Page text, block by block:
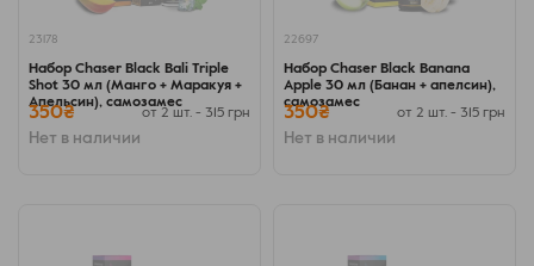
23178
Набор Chaser Black Bali Triple
Shot 30 мл (Манго + Маракуя +
Апельсин), самозамес
350₴ от 2 шт. - 315 грн
Нет в наличии
22697
Набор Chaser Black Banana
Apple 30 мл (Банан + апелсин),
самозамес
350₴ от 2 шт. - 315 грн
Нет в наличии